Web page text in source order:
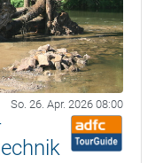
So. 26. Apr. 2026 08:00